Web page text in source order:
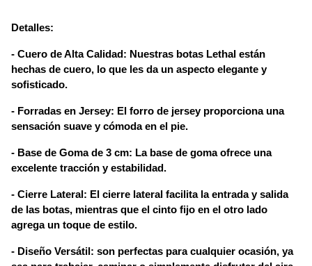
Detalles:
- Cuero de Alta Calidad: Nuestras botas Lethal están
hechas de cuero, lo que les da un aspecto elegante y
sofisticado.
- Forradas en Jersey: El forro de jersey proporciona una
sensación suave y cómoda en el pie.
- Base de Goma de 3 cm: La base de goma ofrece una
excelente tracción y estabilidad.
- Cierre Lateral: El cierre lateral facilita la entrada y salida
de las botas, mientras que el cinto fijo en el otro lado
agrega un toque de estilo.
- Diseño Versátil: son perfectas para cualquier ocasión, ya